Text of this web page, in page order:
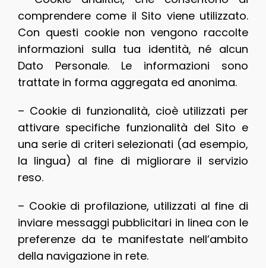
comprendere come il Sito viene utilizzato.
Con questi cookie non vengono raccolte
informazioni sulla tua identità, né alcun
Dato Personale. Le informazioni sono
trattate in forma aggregata ed anonima.
– Cookie di funzionalità, cioè utilizzati per
attivare specifiche funzionalità del Sito e
una serie di criteri selezionati (ad esempio,
la lingua) al fine di migliorare il servizio
reso.
– Cookie di profilazione, utilizzati al fine di
inviare messaggi pubblicitari in linea con le
preferenze da te manifestate nell’ambito
della navigazione in rete.